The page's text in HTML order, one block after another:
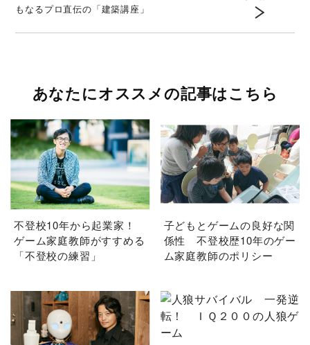
もなるプロ直伝の「建築講座」
あなたにオススメの記事はこちら
不登校10年から起業家！
ゲーム家庭教師がすすめる
「不登校の練習」
子どもとゲームの良好な関
係性 不登校歴10年のゲー
ム家庭教師のポリシー